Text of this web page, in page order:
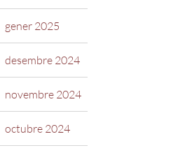
gener 2025
desembre 2024
novembre 2024
octubre 2024